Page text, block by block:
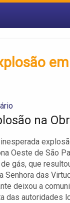
na
Oeste de São
gás, que
Senhora das
deixou a
das autoridades